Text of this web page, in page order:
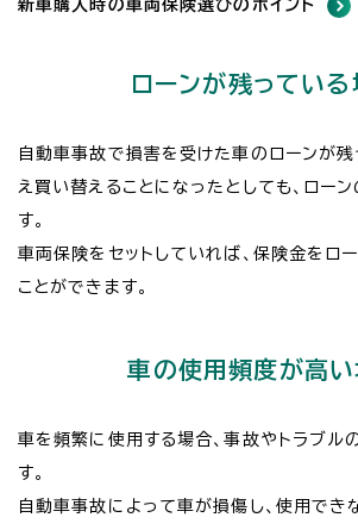
新車購入時の車両保険選びのポイント
ローンが残っている
自動車事故で損害を受けた車のローンが残
え買い替えることになったとしても、ロー
す。
車両保険をセットしていれば、保険金をロ
ことができます。
車の使用頻度が高い
車を頻繁に使用する場合、事故やトラブル
す。
自動車事故によって車が損傷し、使用でき